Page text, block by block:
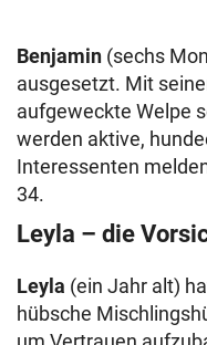
Benjamin (sechs
ausgesetzt. Mit
aufgeweckte Welpe
werden aktive,
Interessenten
34.
Leyla – die
Leyla (ein Jahr alt)
hübsche